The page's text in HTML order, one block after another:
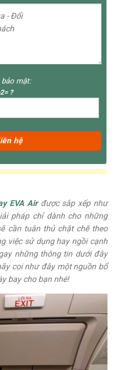
bảo mật:
?
EVA Airđược sắp xếp như
pháp chỉ dành cho những
cần tuân thủ chặt chẽ theo
việc sử dụng hay ngồi cạnh
những thông tin dưới đây
coi như đây một nguồn bổ
bay cho bạn nhé!